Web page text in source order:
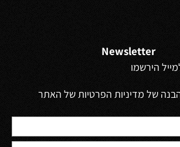
Newsletter
הירשמו
של מדיניות הפרטיות של האתר